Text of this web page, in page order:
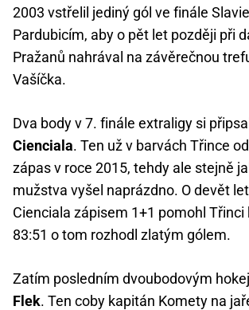
2003 vstřelil jediný gól ve finále
Pardubicím, aby o pět let později při
Pražanů nahrával na závěrečnou
Vašíčka.
Dva body v 7. finále extraligy si
Cienciala. Ten už v barvách Třince
zápas v roce 2015, tehdy ale stejně
mužstva vyšel naprázdno. O devět
Cienciala zápisem 1+1 pomohl Třinci
83:51 o tom rozhodl zlatým gólem.
Zatím posledním dvoubodovým
Flek. Ten coby kapitán Komety na